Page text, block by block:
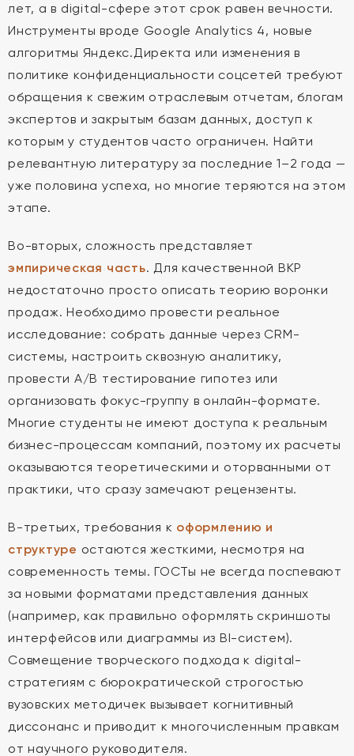
лет, а в digital-сфере этот срок равен вечности.
Инструменты вроде Google Analytics 4, новые
алгоритмы Яндекс.Директа или изменения в
политике конфиденциальности соцсетей требуют
обращения к свежим отраслевым отчетам, блогам
экспертов и закрытым базам данных, доступ к
которым у студентов часто ограничен. Найти
релевантную литературу за последние 1–2 года —
уже половина успеха, но многие теряются на этом
этапе.
Во-вторых, сложность представляет
эмпирическая часть. Для качественной ВКР
недостаточно просто описать теорию воронки
продаж. Необходимо провести реальное
исследование: собрать данные через CRM-
системы, настроить сквозную аналитику,
провести A/B тестирование гипотез или
организовать фокус-группу в онлайн-формате.
Многие студенты не имеют доступа к реальным
бизнес-процессам компаний, поэтому их расчеты
оказываются теоретическими и оторванными от
практики, что сразу замечают рецензенты.
В-третьих, требования к оформлению и
структуре остаются жесткими, несмотря на
современность темы. ГОСТы не всегда поспевают
за новыми форматами представления данных
(например, как правильно оформлять скриншоты
интерфейсов или диаграммы из BI-систем).
Совмещение творческого подхода к digital-
стратегиям с бюрократической строгостью
вузовских методичек вызывает когнитивный
диссонанс и приводит к многочисленным правкам
от научного руководителя.